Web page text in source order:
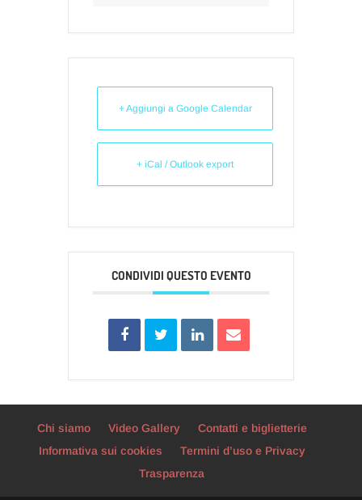
+ Aggiungi a Google Calendar
+ iCal / Outlook export
CONDIVIDI QUESTO EVENTO
Chi siamo Video Gallery
Contatti e biglietterie
Informativa sui cookies
Termini d’uso e Privacy
Trasparenza